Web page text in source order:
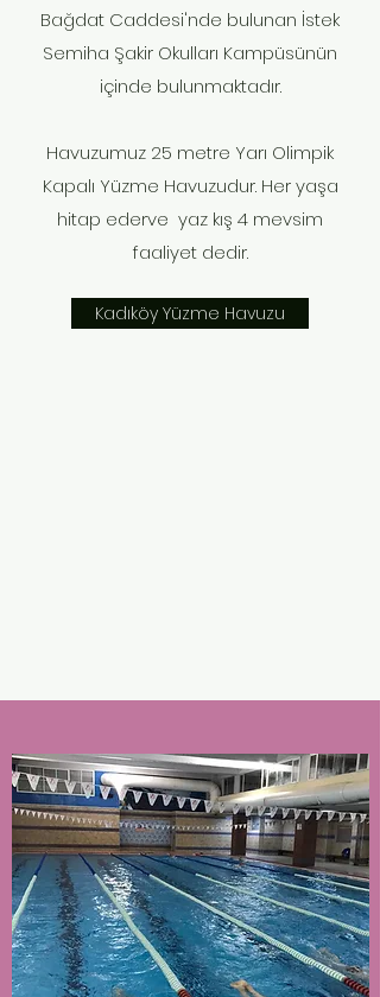
Bağdat Caddesi'nde bulunan İstek
Semiha Şakir Okulları Kampüsünün
içinde bulunmaktadır.
Havuzumuz 25 metre Yarı Olimpik
Kapalı Yüzme Havuzudur. Her yaşa
hitap ederve yaz kış 4 mevsim
faaliyet dedir.
Kadıköy Yüzme Havuzu